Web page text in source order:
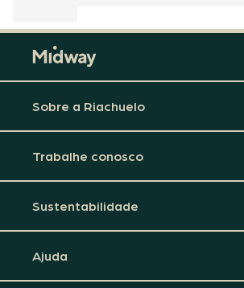
Sobre a Riachuelo
Trabalhe conosco
Sustentabilidade
Ajuda